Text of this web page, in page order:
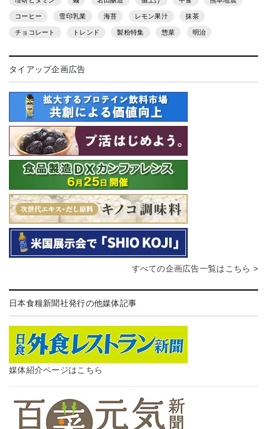
コーヒー 雪印乳業 海苔 レモン果汁 抹茶
チョコレート トレンド 製粉特集 惣菜 明治
タイアップ企画広告
すべての企画広告一覧はこちら >
日本食糧新聞社発行の他媒体記事
媒体紹介ページはこちら